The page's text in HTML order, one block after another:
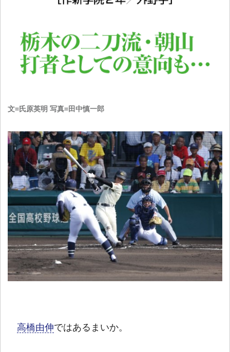
文=氏原英明 写真=田中慎一郎
高橋由伸ではあるまいか。